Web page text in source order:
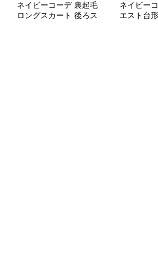
ネイビーコーデ 裏起毛
ロングスカート 後ろス
ネイビー
エスト台